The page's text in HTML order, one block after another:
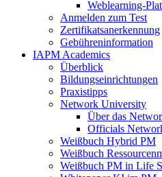
Weblearning-
Anmelden zum Test
Zertifikatsanerkennung
Gebühreninformation
IAPM Academics
Überblick
Bildungseinrichtungen
Praxistipps
Network University
Über das
Officials
Weißbuch Hybrid PM
Weißbuch
Weißbuch PM in Life